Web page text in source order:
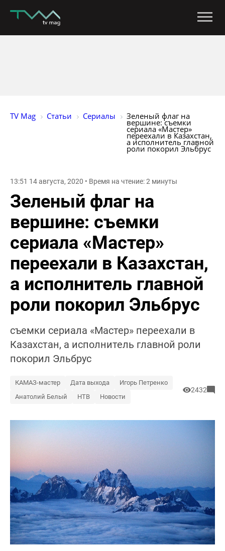
TV Mag Статьи Сериалы Зеленый флаг на
вершине: съемки
сериала «Мастер»
переехали в Казахстан,
а исполнитель главной
роли покорил Эльбрус
13:51 14 августа, 2020 • Время на чтение: 2 минуты
Зеленый флаг на
вершине: съемки
сериала «Мастер»
переехали в Казахстан,
а исполнитель главной
роли покорил Эльбрус
съемки сериала «Мастер» переехали в
Казахстан, а исполнитель главной роли
покорил Эльбрус
КАМАЗ-мастер Дата выхода
Игорь Петренко
Анатолий Белый
НТВ Новости
2432